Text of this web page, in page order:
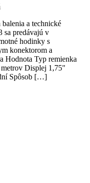
a technické
sa predávajú v
hodinky s
konektorom a
Hodnota Typ remienka
Displej 1,75"
Spôsob […]